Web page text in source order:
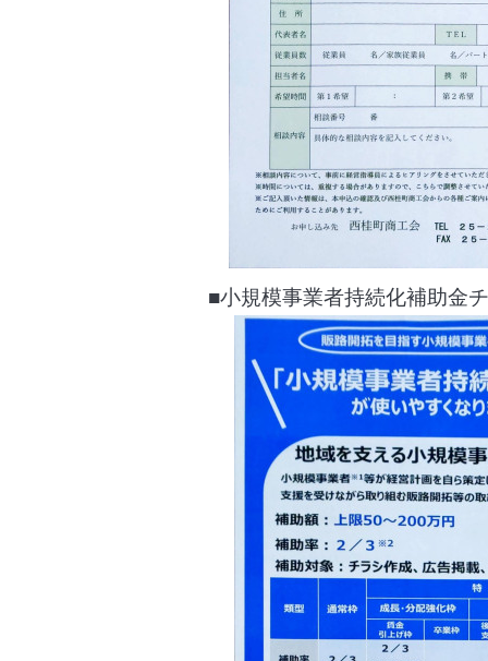
■小規模事業者持続化補助金